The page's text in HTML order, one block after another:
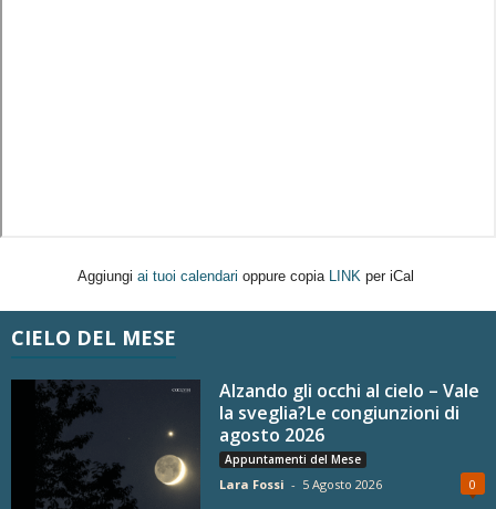
Aggiungi ai tuoi calendari oppure copia LINK per iCal
CIELO DEL MESE
Alzando gli occhi al cielo – Vale
la sveglia?Le congiunzioni di
agosto 2026
Appuntamenti del Mese
Lara Fossi - 5 Agosto 2026 0